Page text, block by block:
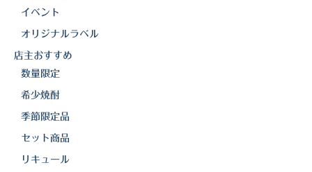
配送について
特定商取引法の表記
お問合わせ
イベント
オリジナルラベル
店主おすすめ
数量限定
希少焼酎
季節限定品
セット商品
リキュール